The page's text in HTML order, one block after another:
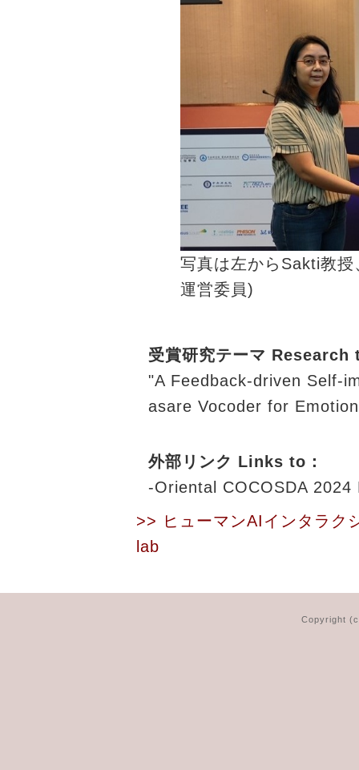
写真は左からSakti教
運営委員)
受賞研究テーマ Research
"A Feedback-driven Self-
asare Vocoder for
外部リンク Links to：
-Oriental COCOSDA 2024
>> ヒューマンAIインタラク
lab
Copyright